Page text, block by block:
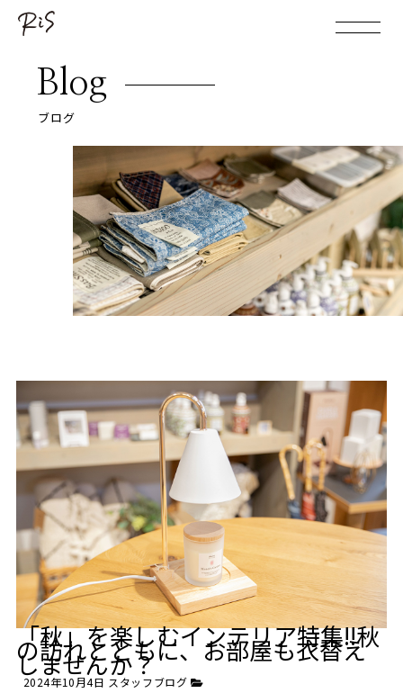
Blog
ブログ
「秋」を楽しむインテリア特集!!秋
の訪れとともに、お部屋も衣替え
しませんか？
2024年10月4日 スタッフブログ